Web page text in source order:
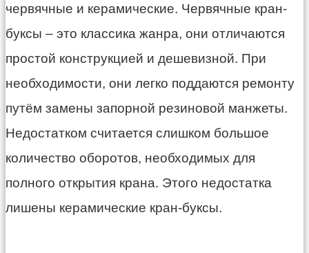
червячные и керамические. Червячные кран-
буксы – это классика жанра, они отличаются
простой конструкцией и дешевизной. При
необходимости, они легко поддаются ремонту
путём замены запорной резиновой манжеты.
Недостатком считается слишком большое
количество оборотов, необходимых для
полного открытия крана. Этого недостатка
лишены керамические кран-буксы.